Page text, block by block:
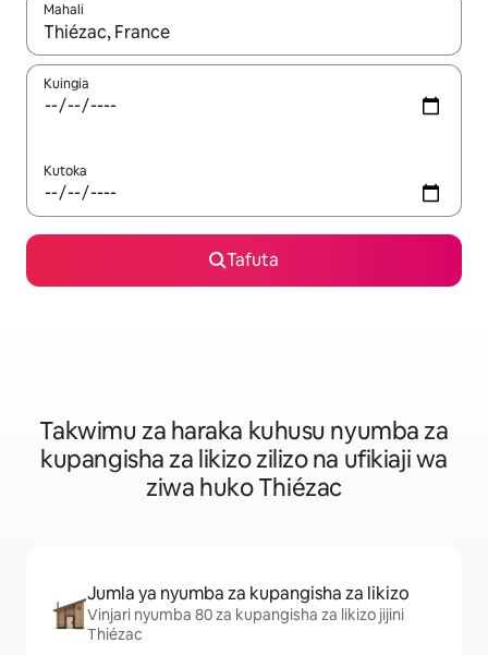
Mahali
Wakati matokeo yanapatikana, vinjari kwa kutumia vitufe vya
Kuingia
Kutoka
Tafuta
Takwimu za haraka kuhusu nyumba za
kupangisha za likizo zilizo na ufikiaji wa
ziwa huko Thiézac
Jumla ya nyumba za kupangisha za likizo
Vinjari nyumba 80 za kupangisha za likizo jijini
Thiézac